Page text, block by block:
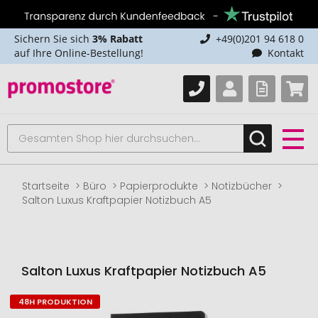
Sichern Sie sich 3% Rabatt
auf Ihre Online-Bestellung!
+49(0)201 94 618 0
Kontakt
Startseite Büro Papierprodukte
Notizbücher
Salton Luxus Kraftpapier Notizbuch A5
Salton Luxus Kraftpapier Notizbuch A5
Zum
48H PRODUKTION